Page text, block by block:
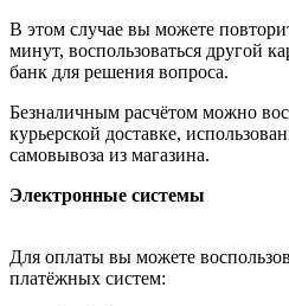
В этом случае вы можете
минут, воспользоваться другой
банк для решения вопроса.
Безналичным расчётом можно
курьерской доставке,
самовывоза из магазина.
Электронные системы
Для оплаты вы можете
платёжных систем: